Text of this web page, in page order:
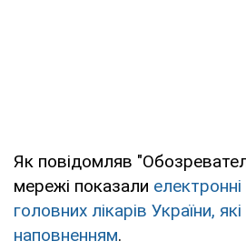
Як повідомляв
мережі показали електронні
головних лікарів України,
наповненням.